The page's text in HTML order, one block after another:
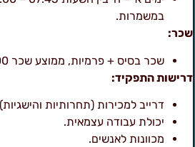
במשמרות.
שכר בסיס + פרמיות, ממוצע שכר 9,000 ש"ח.
התפקיד:
דרייב למכירות (תחרותיות והישגיות).
יכולת עבודה עצמאית.
מכוונות לאנשים.